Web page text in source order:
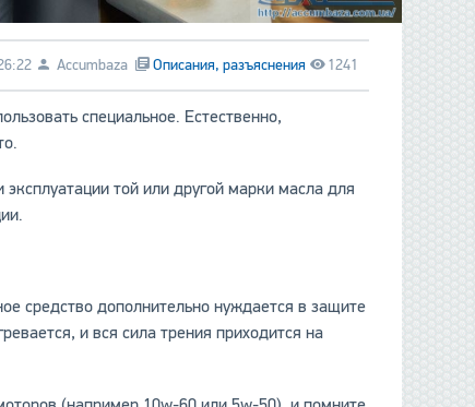
Описания, разъяснения 1241
Accumbaza
специальное. Естественно,
той или другой марки масла для
средство дополнительно нуждается в защите
и вся сила трения приходится на